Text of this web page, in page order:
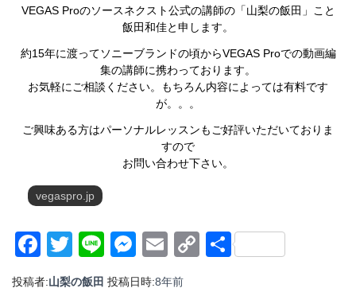
VEGAS Proのソースネクスト公式の講師の「山梨の飯田」こと
飯田和佳と申します。
約15年に渡ってソニーブランドの頃からVEGAS Proでの動画編
集の講師に携わっております。
お気軽にご相談ください。もちろん内容によっては有料です
が。。。
ご興味ある方はパーソナルレッスンもご好評いただいておりま
すので
お問い合わせ下さい。
vegaspro.jp
Facebook
Twitter
LineMessenger
EmailCopy
共
投稿者:山梨の飯田 投稿日時:8年前